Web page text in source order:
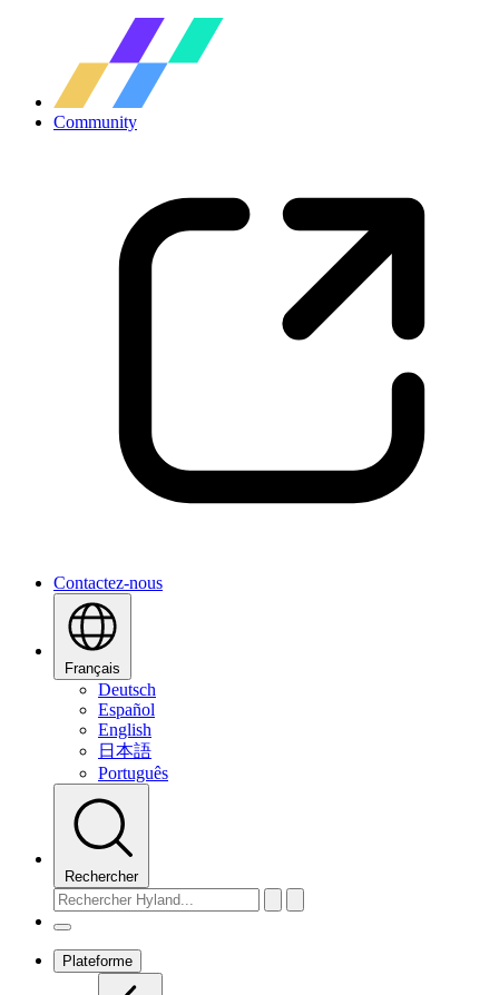
Community
Contactez-nous
Français
Deutsch
Español
English
日本語
Português
Rechercher
Plateforme